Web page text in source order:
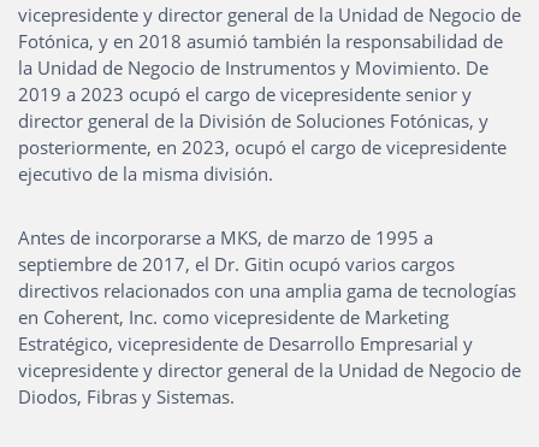
vicepresidente y director general de la Unidad de Negocio de
Fotónica, y en 2018 asumió también la responsabilidad de
la Unidad de Negocio de Instrumentos y Movimiento. De
2019 a 2023 ocupó el cargo de vicepresidente senior y
director general de la División de Soluciones Fotónicas, y
posteriormente, en 2023, ocupó el cargo de vicepresidente
ejecutivo de la misma división.
Antes de incorporarse a MKS, de marzo de 1995 a
septiembre de 2017, el Dr. Gitin ocupó varios cargos
directivos relacionados con una amplia gama de tecnologías
en Coherent, Inc. como vicepresidente de Marketing
Estratégico, vicepresidente de Desarrollo Empresarial y
vicepresidente y director general de la Unidad de Negocio de
Diodos, Fibras y Sistemas.